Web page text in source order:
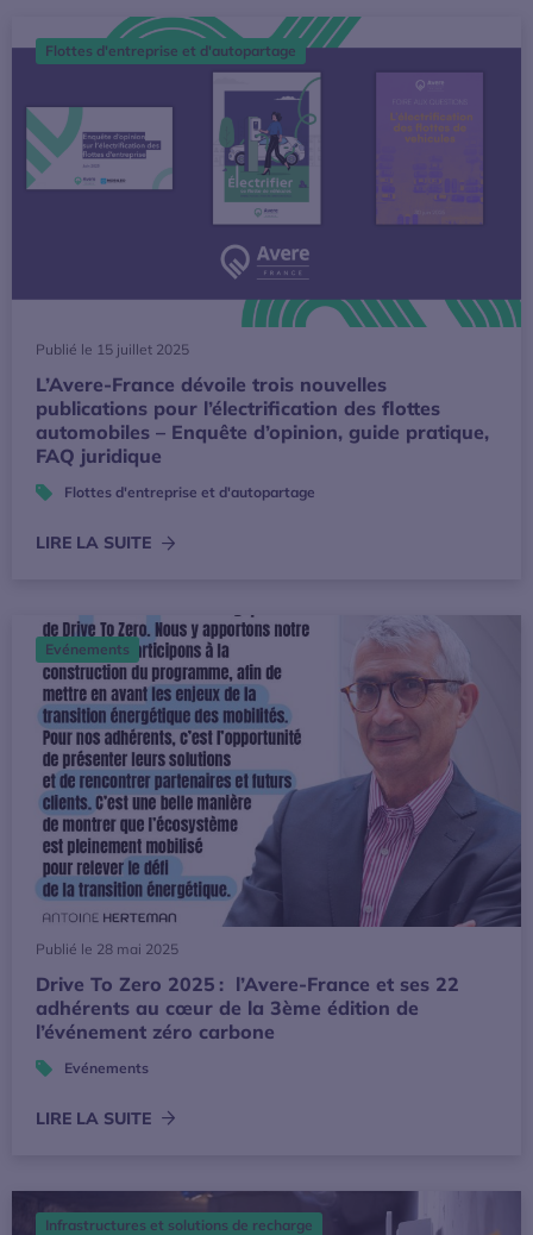
L’Avere-France dévoile trois nouvelles publications pour
Flottes d'entreprise et d'autopartage
Publié le 15 juillet 2025
L’Avere-France dévoile trois nouvelles
publications pour l’électrification des flottes
automobiles – Enquête d’opinion, guide pratique,
FAQ juridique
Flottes d'entreprise et d'autopartage
LIRE LA SUITE
Drive To Zero 2025 : l’Avere-France et ses 22
Evénements
Publié le 28 mai 2025
Drive To Zero 2025 : l’Avere-France et ses 22
adhérents au cœur de la 3ème édition de
l’événement zéro carbone
Evénements
LIRE LA SUITE
Le programme Advenir adapte ses primes pour
Infrastructures et solutions de recharge